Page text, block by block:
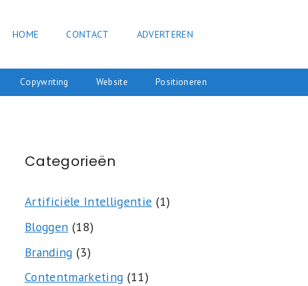
HOME CONTACT ADVERTEREN
Copywriting Website Positioneren
Categorieën
Artificiële Intelligentie (1)
Bloggen (18)
Branding (3)
Contentmarketing (11)